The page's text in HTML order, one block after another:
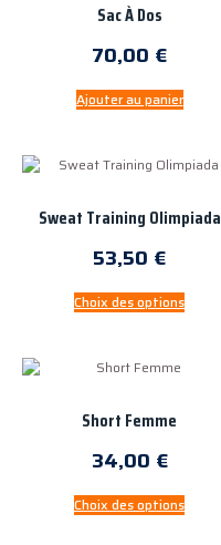
Sac À Dos
70,00 €
Ajouter au panier
Sweat Training Olimpiada
53,50 €
Choix des options
Short Femme
34,00 €
Choix des options